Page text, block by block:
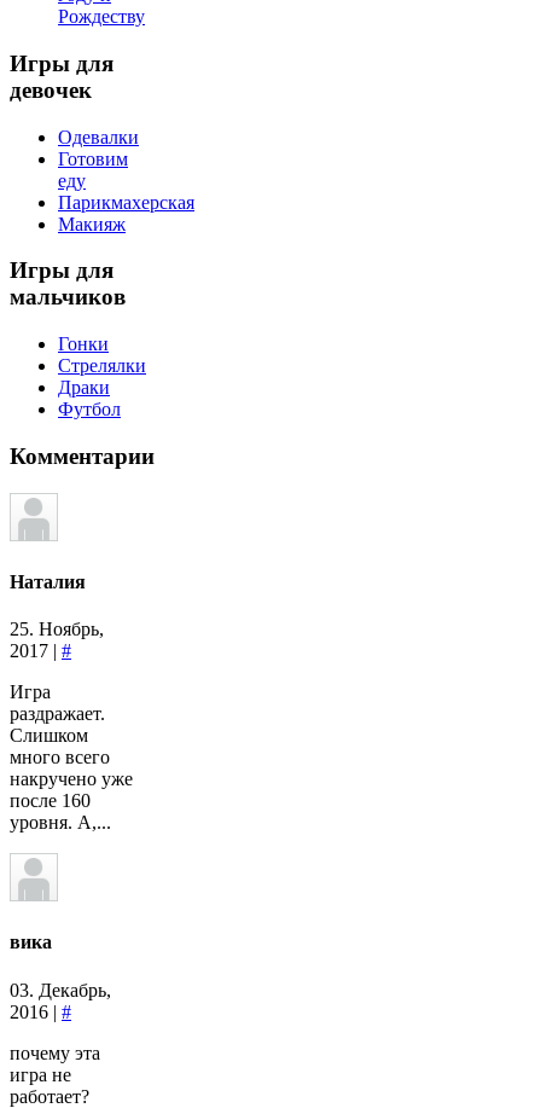
Рождеству
Игры для
девочек
Одевалки
Готовим
еду
Парикмахерская
Макияж
Игры для
мальчиков
Гонки
Стрелялки
Драки
Футбол
Комментарии
Наталия
25. Ноябрь,
2017 | #
Игра
раздражает.
Слишком
много всего
накручено уже
после 160
уровня. А,...
вика
03. Декабрь,
2016 | #
почему эта
игра не
работает?